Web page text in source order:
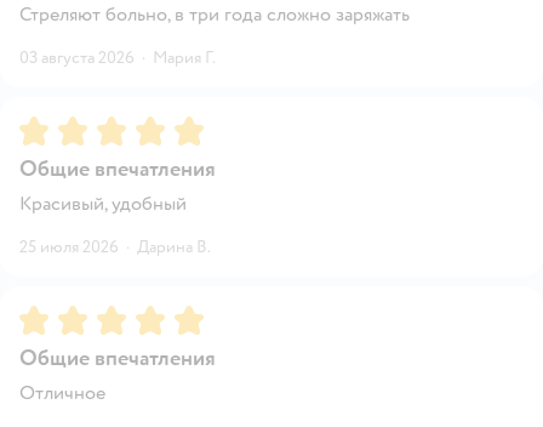
Стреляют больно, в три года сложно заряжать
03 августа 2026 · Мария Г.
Рейтинг:5
Общие впечатления
Красивый, удобный
25 июля 2026 · Дарина В.
Рейтинг:5
Общие впечатления
Отличное